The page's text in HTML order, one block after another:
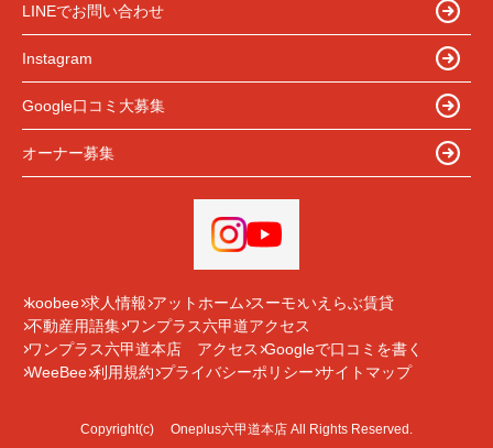
LINEでお問い合わせ
Instagram
Google口コミ大募集
オーナー募集
koobee 求人情報 アットホーム スーモ いえらぶ賃貸
不動産用語集 ワンプラス六甲道アクセス
ワンプラス六甲道本店 アクセス Googleで口コミを書く
WeeBee 利用規約 プライバシーポリシー サイトマップ
Copyright(c) Oneplus六甲道本店 All Rights Reserved.